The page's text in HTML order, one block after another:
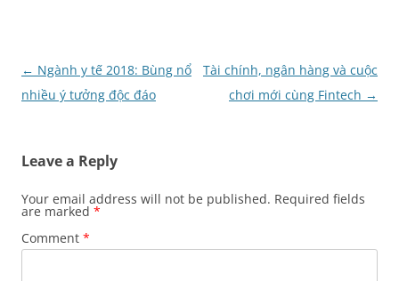
Post
navigation
← Ngành y tế 2018: Bùng nổ
nhiều ý tưởng độc đáo
Tài chính, ngân hàng và cuộc
chơi mới cùng Fintech →
Leave a Reply
Your email address will not be published. Required fields
are marked *
Comment *